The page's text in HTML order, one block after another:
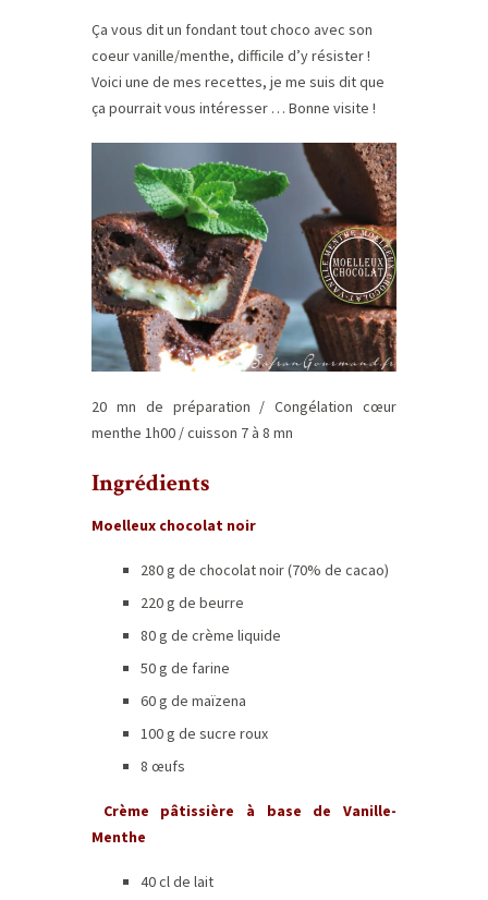
Ça vous dit un fondant tout choco avec son
coeur vanille/menthe, difficile d’y résister !
Voici une de mes recettes, je me suis dit que
ça pourrait vous intéresser … Bonne visite !
20 mn de préparation / Congélation cœur
menthe 1h00 / cuisson 7 à 8 mn
Ingrédients
Moelleux chocolat noir
280 g de chocolat noir (70% de cacao)
220 g de beurre
80 g de crème liquide
50 g de farine
60 g de maïzena
100 g de sucre roux
8 œufs
Crème pâtissière à base de Vanille-
Menthe
40 cl de lait